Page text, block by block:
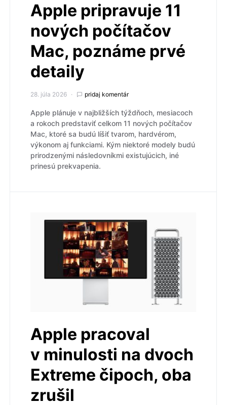
Apple pripravuje 11
nových počítačov
Mac, poznáme prvé
detaily
28. júla 2026 pridaj komentár
Apple plánuje v najbližších týždňoch, mesiacoch
a rokoch predstaviť celkom 11 nových počítačov
Mac, ktoré sa budú líšiť tvarom, hardvérom,
výkonom aj funkciami. Kým niektoré modely budú
prirodzenými následovníkmi existujúcich, iné
prinesú prekvapenia.
Apple pracoval
v minulosti na dvoch
Extreme čipoch, oba
zrušil